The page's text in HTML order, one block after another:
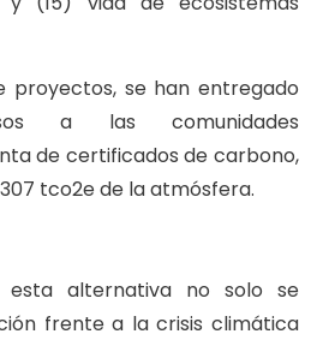
proyectos, se han entregado
a las comunidades
de certificados de carbono,
tco2e de la atmósfera.
alternativa no solo se
frente a la crisis climática